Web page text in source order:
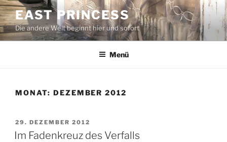
Zum
Inhalt
springen
EAST PRINCESS
Die andere Welt beginnt hier und sofort
Menü
MONAT: DEZEMBER 2012
VERÖFFENTLICHT
AM
29. DEZEMBER 2012
Im Fadenkreuz des Verfalls